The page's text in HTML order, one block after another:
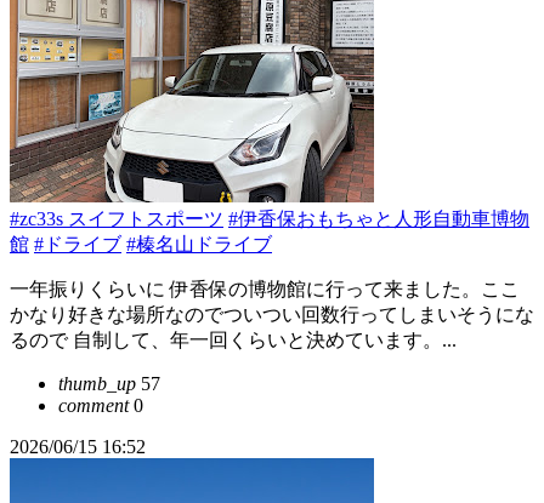
#zc33s スイフトスポーツ #伊香保おもちゃと人形自動車博物
館 #ドライブ #榛名山ドライブ
一年振りくらいに 伊香保の博物館に行って来ました。ここ
かなり好きな場所なのでついつい回数行ってしまいそうにな
るので 自制して、年一回くらいと決めています。...
thumb_up 57
comment0
2026/06/15 16:52